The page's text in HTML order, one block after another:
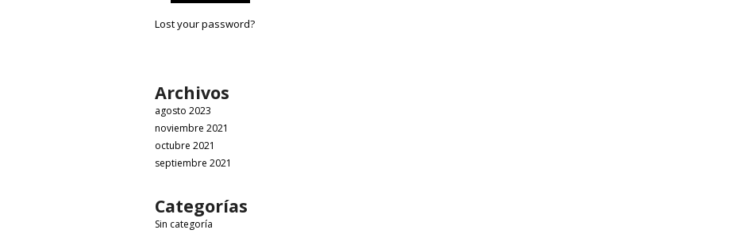
Lost your password?
Archivos
agosto 2023
noviembre 2021
octubre 2021
septiembre 2021
Categorías
Sin categoría